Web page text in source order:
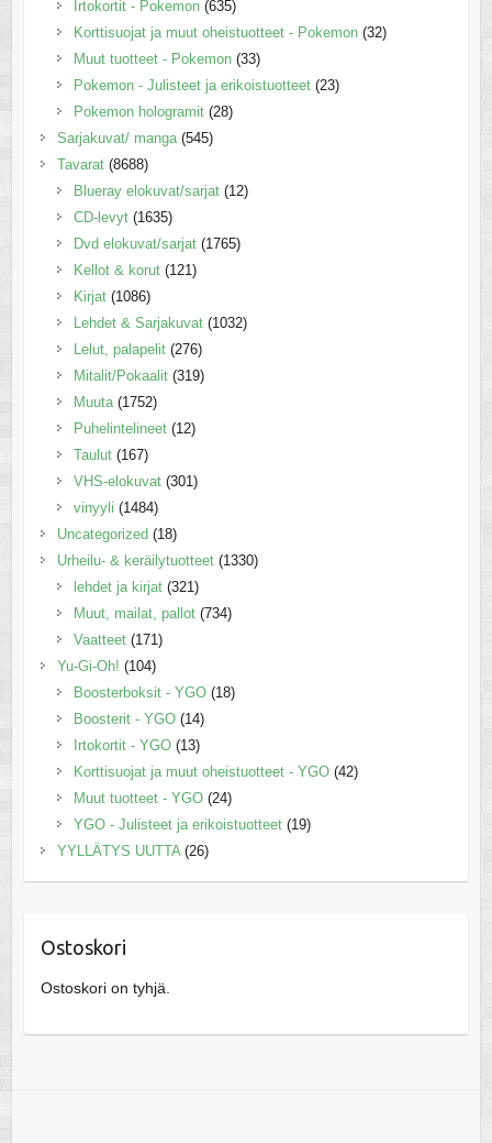
Irtokortit - Pokemon (635)
Korttisuojat ja muut oheistuotteet - Pokemon (32)
Muut tuotteet - Pokemon (33)
Pokemon - Julisteet ja erikoistuotteet (23)
Pokemon hologramit (28)
Sarjakuvat/ manga (545)
Tavarat (8688)
Blueray elokuvat/sarjat (12)
CD-levyt (1635)
Dvd elokuvat/sarjat (1765)
Kellot & korut (121)
Kirjat (1086)
Lehdet & Sarjakuvat (1032)
Lelut, palapelit (276)
Mitalit/Pokaalit (319)
Muuta (1752)
Puhelintelineet (12)
Taulut (167)
VHS-elokuvat (301)
vinyyli (1484)
Uncategorized (18)
Urheilu- & keräilytuotteet (1330)
lehdet ja kirjat (321)
Muut, mailat, pallot (734)
Vaatteet (171)
Yu-Gi-Oh! (104)
Boosterboksit - YGO (18)
Boosterit - YGO (14)
Irtokortit - YGO (13)
Korttisuojat ja muut oheistuotteet - YGO (42)
Muut tuotteet - YGO (24)
YGO - Julisteet ja erikoistuotteet (19)
YYLLÄTYS UUTTA (26)
Ostoskori
Ostoskori on tyhjä.